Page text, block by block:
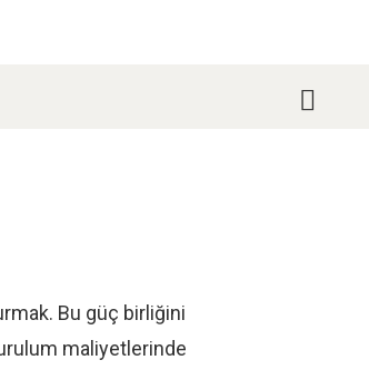
Bu güç birliğini
maliyetlerinde